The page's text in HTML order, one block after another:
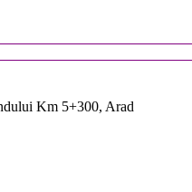
Km 5+300, Arad